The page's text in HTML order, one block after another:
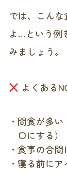
では、こん
よ…という例
みましょう。
よくある
間食が多い
口にする）
食事の合間
寝る前にア